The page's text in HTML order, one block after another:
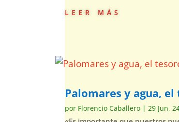
leer más
Palomares y agua,
por Florencio Caballero |29 Jun,